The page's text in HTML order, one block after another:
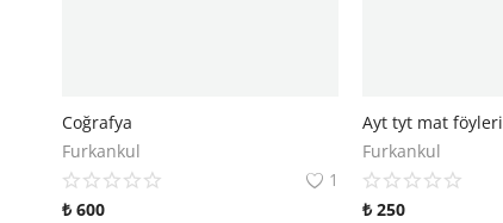
Coğrafya
Furkankul
1
₺ 600
Ayt tyt mat föyleri
Furkankul
₺ 250